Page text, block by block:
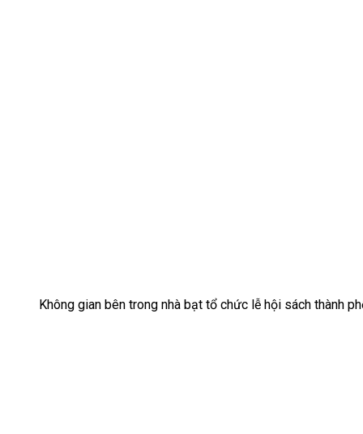
Không gian bên trong nhà bạt tổ chức lễ hội sách thành